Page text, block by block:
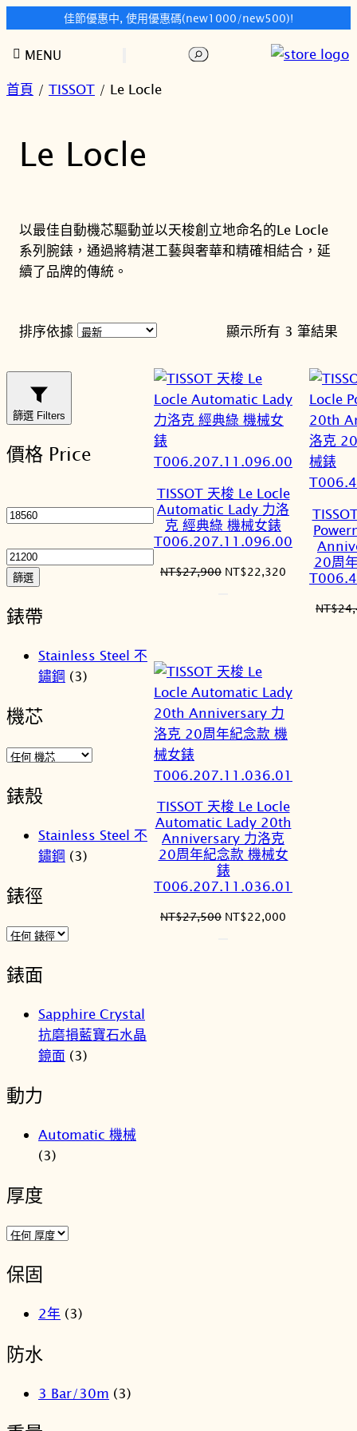
佳節優惠中, 使用優惠碼(new1000/new500)!
至
主
要
搜
MENU
首頁 / TISSOT / Le Locle
Le Locle
以最佳自動機芯驅動並以天梭創立地命名的Le Locle
系列腕錶，通過將精湛工藝與奢華和精確相結合，延
續了品牌的傳統。
排序依據 顯示所有 3 筆結果
新
項
目
排
篩選 Filters
價格 Price
低
格
高
價
篩選
錶帶
Stainless Steel 不
鏽鋼 (3)
機芯
錶殼
Stainless Steel 不
鏽鋼 (3)
錶徑
錶面
Sapphire Crystal
抗磨損藍寶石水晶
鏡面 (3)
動力
Automatic 機械
(3)
厚度
保固
2年 (3)
防水
3 Bar/30m (3)
TISSOT 天梭 Le Locle
Automatic Lady 力洛
克 經典綠 機械女錶
T006.207.11.096.00
NT$27,900 原
NT$22,320
20周
NT$
TISSOT 天梭 Le Locle
Automatic Lady 20th
Anniversary 力洛克
20周年紀念款 機械女
錶
T006.207.11.036.01
NT$27,500 原
NT$22,000